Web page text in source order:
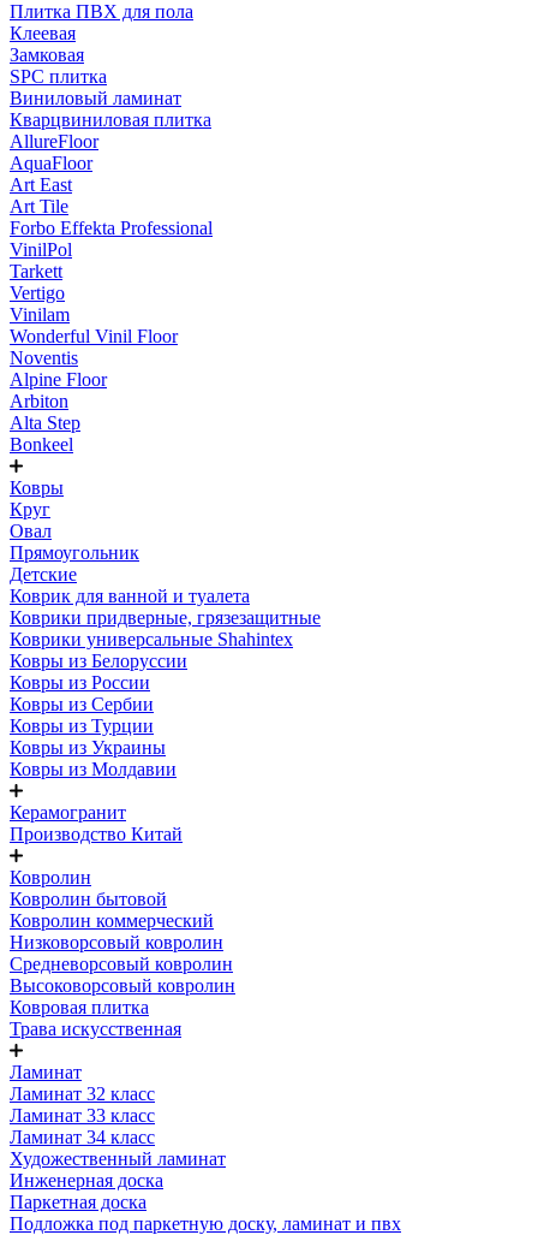
Плитка ПВХ для пола
Клеевая
Замковая
SPC плитка
Виниловый ламинат
Кварцвиниловая плитка
AllureFloor
AquaFloor
Art East
Art Tile
Forbo Effekta Professional
VinilPol
Tarkett
Vertigo
Vinilam
Wonderful Vinil Floor
Noventis
Alpine Floor
Arbiton
Alta Step
Bonkeel
Ковры
Круг
Овал
Прямоугольник
Детские
Коврик для ванной и туалета
Коврики придверные, грязезащитные
Коврики универсальные Shahintex
Ковры из Белоруссии
Ковры из России
Ковры из Сербии
Ковры из Турции
Ковры из Украины
Ковры из Молдавии
Керамогранит
Производство Китай
Ковролин
Ковролин бытовой
Ковролин коммерческий
Низковорсовый ковролин
Средневорсовый ковролин
Высоковорсовый ковролин
Ковровая плитка
Трава искусственная
Ламинат
Ламинат 32 класс
Ламинат 33 класс
Ламинат 34 класс
Художественный ламинат
Инженерная доска
Паркетная доска
Подложка под паркетную доску, ламинат и пвх